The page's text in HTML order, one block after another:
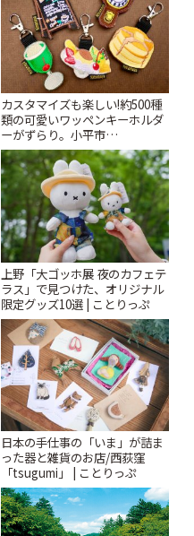
カスタマイズも楽しい!約500種
類の可愛いワッペンキーホルダ
ーがずらり。小平市
「Kimamaya T&K」 | ことりっ
ぷ
上野「大ゴッホ展 夜のカフェテ
ラス」で見つけた、オリジナル
限定グッズ10選 | ことりっぷ
日本の手仕事の「いま」が詰ま
った器と雑貨のお店/西荻窪
「tsugumi」 | ことりっぷ